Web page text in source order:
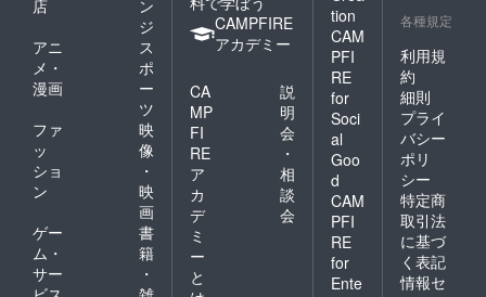
店
ン
ジ
アニ
メ・
漫画
ス
ポ
ー
ツ
ファ
ッ
ショ
ン
映
像
・
映
画
ゲー
ム・
サー
書
籍
・
CAMPFIRE
アカデミー
CA
MP
FI
RE
ア
カ
デ
ミ
ー
と
説
明
会
・
相
談
会
tion
CAM
PFI
RE
for
Soci
al
Goo
d
CAM
PFI
RE
for
Ente
各種規定
利用規
約
細則
プライ
バシー
ポリ
シー
特定商
取引法
に基づ
く表記
情報セ